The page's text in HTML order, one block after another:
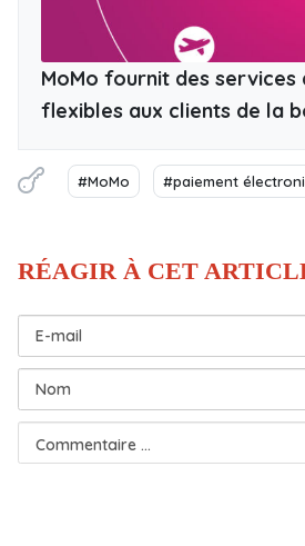
MoMo fournit des services
flexibles aux clients de la
#MoMo #paiement